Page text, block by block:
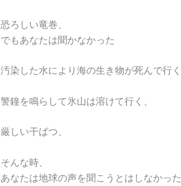
恐ろしい竜巻、
でもあなたは聞かなかった
汚染した水により海の生き物が死んで行く
警鐘を鳴らして氷山は溶けて行く、
厳しい干ばつ、
そんな時、
あなたは地球の声を聞こうとはしなかった